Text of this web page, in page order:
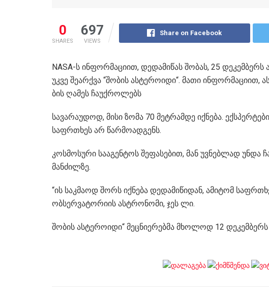
0
SHARES
697
VIEWS
Share on Facebook
NASA-ს ინ­ფორ­მა­ცი­ით, დე­და­მი­წას შო­ბას, 25
უკვე შე­არ­ქვა “შო­ბის ას­ტე­რო­ი­დი“. მათი
ბის ღა­მეს ჩა­უქ­რო­ლებს
სა­ვა­რა­უ­დოდ, მისი ზომა 70 მეტ­რამ­დე იქ­ნე­ბა.
საფრ­თხეს არ წარ­მო­ად­გენს.
კოს­მო­სუ­რი სა­ა­გენ­ტოს შე­ფა­სე­ბით, მან უვ­ნებ­ლად
მან­ძილ­ზე.
“ის საკ­მა­ოდ შორს იქ­ნე­ბა დე­და­მი­წი­დან, ამი­ტომ
ობ­სერ­ვა­ტო­რი­ის ას­ტრო­ნო­მი, ჯეს ლი.
შო­ბის ას­ტე­რო­ი­დი“ მეც­ნი­ე­რებ­მა მხო­ლოდ 12 დე­კემ­ბერს